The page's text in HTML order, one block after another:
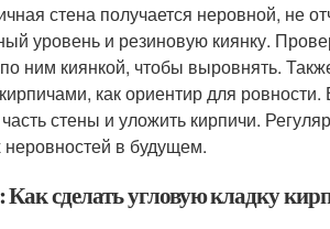
стена получается неровной, не
уровень и резиновую киянку.
по ним киянкой, чтобы выровнять.
как ориентир для
стены и уложить кирпичи.
неровностей в будущем.
Как сделать угловую кладку